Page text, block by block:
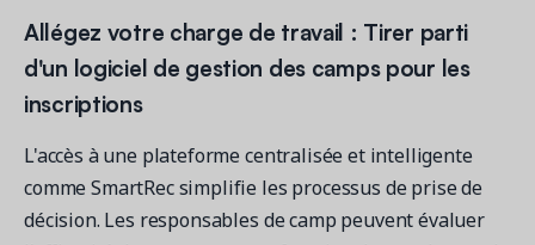
Allégez votre charge de travail : Tirer parti
d'un logiciel de gestion des camps pour les
inscriptions
L'accès à une plateforme centralisée et intelligente
comme SmartRec simplifie les processus de prise de
décision. Les responsables de camp peuvent évaluer